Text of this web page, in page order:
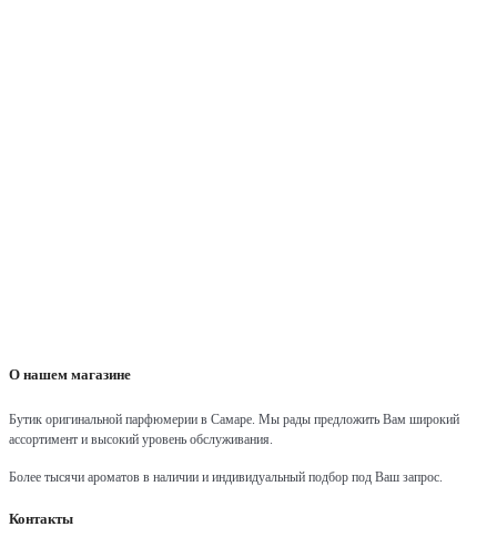
О нашем магазине
Бутик оригинальной парфюмерии в Самаре. Мы рады предложить Вам широкий
ассортимент и высокий уровень обслуживания.
Более тысячи ароматов в наличии и индивидуальный подбор под Ваш запрос.
Контакты